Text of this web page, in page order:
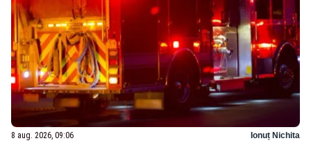
8 aug. 2026, 09:06 Ionuț Nichita